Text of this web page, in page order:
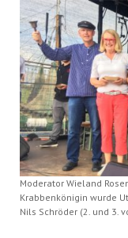
Moderator Wieland
Krabbenkönigin wurde
Nils Schröder (2. und 3.